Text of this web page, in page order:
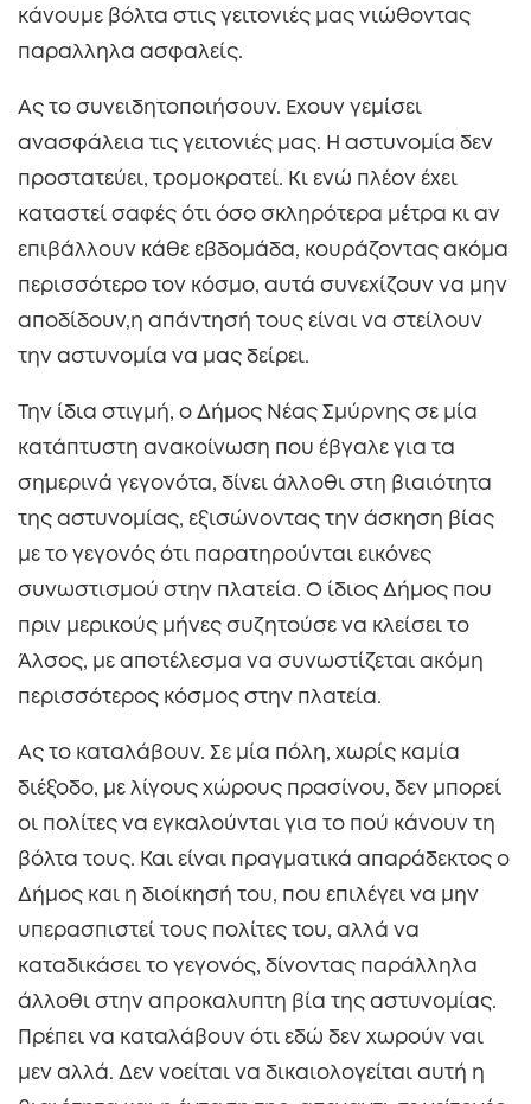
κάνουμε βόλτα στις γειτονιές μας νιώθοντας
παραλληλα ασφαλείς.
Ας το συνειδητοποιήσουν. Εχουν γεμίσει
ανασφάλεια τις γειτονιές μας. Η αστυνομία δεν
προστατεύει, τρομοκρατεί. Κι ενώ πλέον έχει
καταστεί σαφές ότι όσο σκληρότερα μέτρα κι αν
επιβάλλουν κάθε εβδομάδα, κουράζοντας ακόμα
περισσότερο τον κόσμο, αυτά συνεχίζουν να μην
αποδίδουν,η απάντησή τους είναι να στείλουν
την αστυνομία να μας δείρει.
Την ίδια στιγμή, ο Δήμος Νέας Σμύρνης σε μία
κατάπτυστη ανακοίνωση που έβγαλε για τα
σημερινά γεγονότα, δίνει άλλοθι στη βιαιότητα
της αστυνομίας, εξισώνοντας την άσκηση βίας
με το γεγονός ότι παρατηρούνται εικόνες
συνωστισμού στην πλατεία. Ο ίδιος Δήμος που
πριν μερικούς μήνες συζητούσε να κλείσει το
Άλσος, με αποτέλεσμα να συνωστίζεται ακόμη
περισσότερος κόσμος στην πλατεία.
Ας το καταλάβουν. Σε μία πόλη, χωρίς καμία
διέξοδο, με λίγους χώρους πρασίνου, δεν μπορεί
οι πολίτες να εγκαλούνται για το πού κάνουν τη
βόλτα τους. Και είναι πραγματικά απαράδεκτος ο
Δήμος και η διοίκησή του, που επιλέγει να μην
υπερασπιστεί τους πολίτες του, αλλά να
καταδικάσει το γεγονός, δίνοντας παράλληλα
άλλοθι στην απροκαλυπτη βία της αστυνομίας.
Πρέπει να καταλάβουν ότι εδώ δεν χωρούν ναι
μεν αλλά. Δεν νοείται να δικαιολογείται αυτή η